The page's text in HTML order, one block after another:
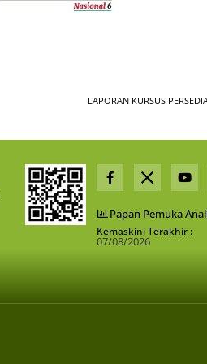
LAPORAN KURSUS
Papan Pemuka
Kemaskini Terakhir :
07/08/2026